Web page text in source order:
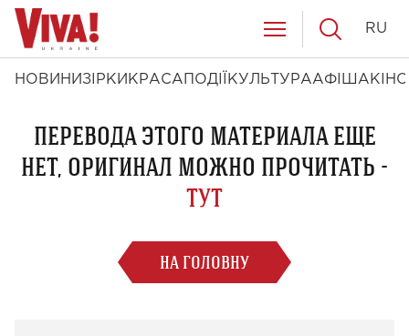
НОВИНИ ЗІРКИ КРАСА ПОДІЇ КУЛЬТУРААФІША КІНО
RU
ПЕРЕВОДА ЭТОГО МАТЕРИАЛА ЕЩЕ
НЕТ, ОРИГИНАЛ МОЖНО ПРОЧИТАТЬ -
ТУТ
НА ГОЛОВНУ